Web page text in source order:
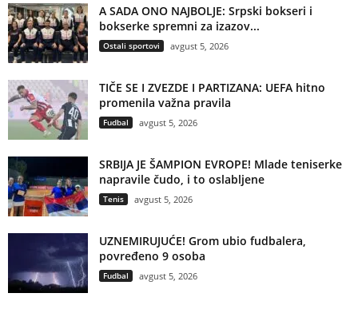
A SADA ONO NAJBOLJE: Srpski bokseri i
bokserke spremni za izazov...
Ostali sportovi avgust 5, 2026
TIČE SE I ZVEZDE I PARTIZANA: UEFA hitno
promenila važna pravila
Fudbal avgust 5, 2026
SRBIJA JE ŠAMPION EVROPE! Mlade teniserke
napravile čudo, i to oslabljene
Tenis avgust 5, 2026
UZNEMIRUJUĆE! Grom ubio fudbalera,
povređeno 9 osoba
Fudbal avgust 5, 2026